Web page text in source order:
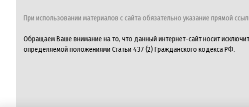
При использовании материалов с сайта обязательно указание прямой
Обращаем Ваше внимание на то, что данный интернет-сайт носит
определяемой положениями Статьи 437 (2) Гражданского кодекса РФ.